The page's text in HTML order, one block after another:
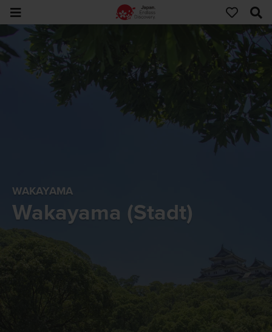
WAKAYAMA
Wakayama (Stadt)